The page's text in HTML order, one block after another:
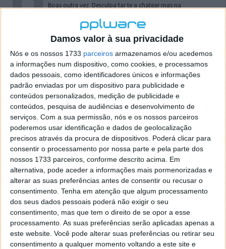
Damos valor à sua privacidade
Nós e os nossos 1733 parceiros armazenamos e/ou acedemos
a informações num dispositivo, como cookies, e processamos
dados pessoais, como identificadores únicos e informações
padrão enviadas por um dispositivo para publicidade e
conteúdos personalizados, medição de publicidade e
conteúdos, pesquisa de audiências e desenvolvimento de
serviços. Com a sua permissão, nós e os nossos parceiros
poderemos usar identificação e dados de geolocalização
precisos através da procura de dispositivos. Poderá clicar para
consentir o processamento por nossa parte e pela parte dos
nossos 1733 parceiros, conforme descrito acima. Em
alternativa, pode aceder a informações mais pormenorizadas e
alterar as suas preferências antes de consentir ou recusar o
consentimento. Tenha em atenção que algum processamento
dos seus dados pessoais poderá não exigir o seu
consentimento, mas que tem o direito de se opor a esse
processamento. As suas preferências serão aplicadas apenas a
este website. Você pode alterar suas preferências ou retirar seu
consentimento a qualquer momento voltando a este site e
Boas outra vez. Desculpa tar te a chatear mas na
o firefox como browser predefenido
de control tudo e nada. Tou a comecar a desesperar, ate ja
tentei apagar o explorer na tentativa de forçar o uso do
firefox mas em vao. Kaso te lembres de outra dica fico
agradecido, caso contrario obrigado a mesma
Responder
Vítor M.
7 de Novembro de 2005 às 01:39
@Reporter
Desculpa mas o link funciona. Seja como for segue por mail
o MSn Messenger 8.
Responder
Vítor M.
7 de Novembro de 2005 às 11:21
@Rui
Tens de encontrar o que te falei. Faz da seguinte maneira,
janela iniciar e no topo dessa janela com o botão direito do
rato faz propriedades. Depois no separador Menu ‘Iniciar’
clica no botão ‘Personalizar’ aí encontrarás no separador
geral a opção para escolheres o Browser com que queres